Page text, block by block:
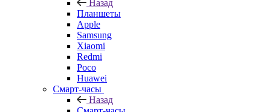
Назад
Планшеты
Apple
Samsung
Xiaomi
Redmi
Poco
Huawei
Смарт-часы
Назад